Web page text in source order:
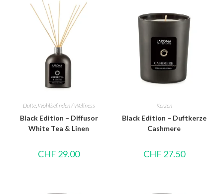
Düfte, Wohlbefinden / Wellness
Black Edition – Diffusor
White Tea & Linen
CHF 29.00
Kerzen
Black Edition – Duftkerze
Cashmere
CHF 27.50